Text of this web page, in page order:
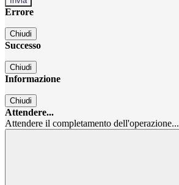
Errore
Chiudi
Successo
Chiudi
Informazione
Chiudi
Attendere...
Attendere il completamento dell'operazione...